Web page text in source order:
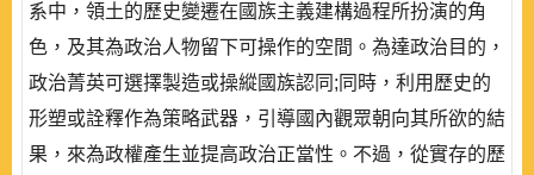
系中，領土的歷史變遷在國族主義建構過程所扮演的角
色，及其為政治人物留下可操作的空間。為達政治目的，
政治菁英可選擇製造或操縱國族認同;同時，利用歷史的
形塑或詮釋作為策略武器，引導國內觀眾朝向其所欲的結
果，來為政權產生並提高政治正當性。不過，從實存的歷